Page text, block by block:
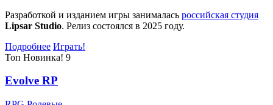
Разработкой и изданием игры занималась российская студия
Lipsar Studio. Релиз состоялся в 2025 году.
Подробнее Играть!
Топ Новинка! 9
Evolve RP